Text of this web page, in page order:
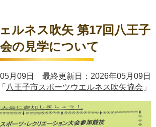
ルネス吹矢 第17回八王子
の見学について
月09日 最終更新日：2026年05月09日
八王子市スポーツウエルネス吹矢協会 」